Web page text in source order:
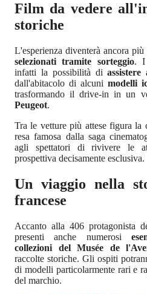
Film da vedere
storiche
L'esperienza diventerà ancora
selezionati tramite sorteggio. I
infatti la possibilità di
dall'abitacolo di alcuni modelli
trasformando il drive-in in un
Peugeot.
Tra le vetture più attese figura la
resa famosa dalla saga
agli spettatori di rivivere le
prospettiva decisamente esclusiva.
Un viaggio nella
francese
Accanto alla 406 protagonista
presenti anche numerosi
collezioni del Musée de
raccolte storiche. Gli ospiti
di modelli particolarmente rari e
del marchio.